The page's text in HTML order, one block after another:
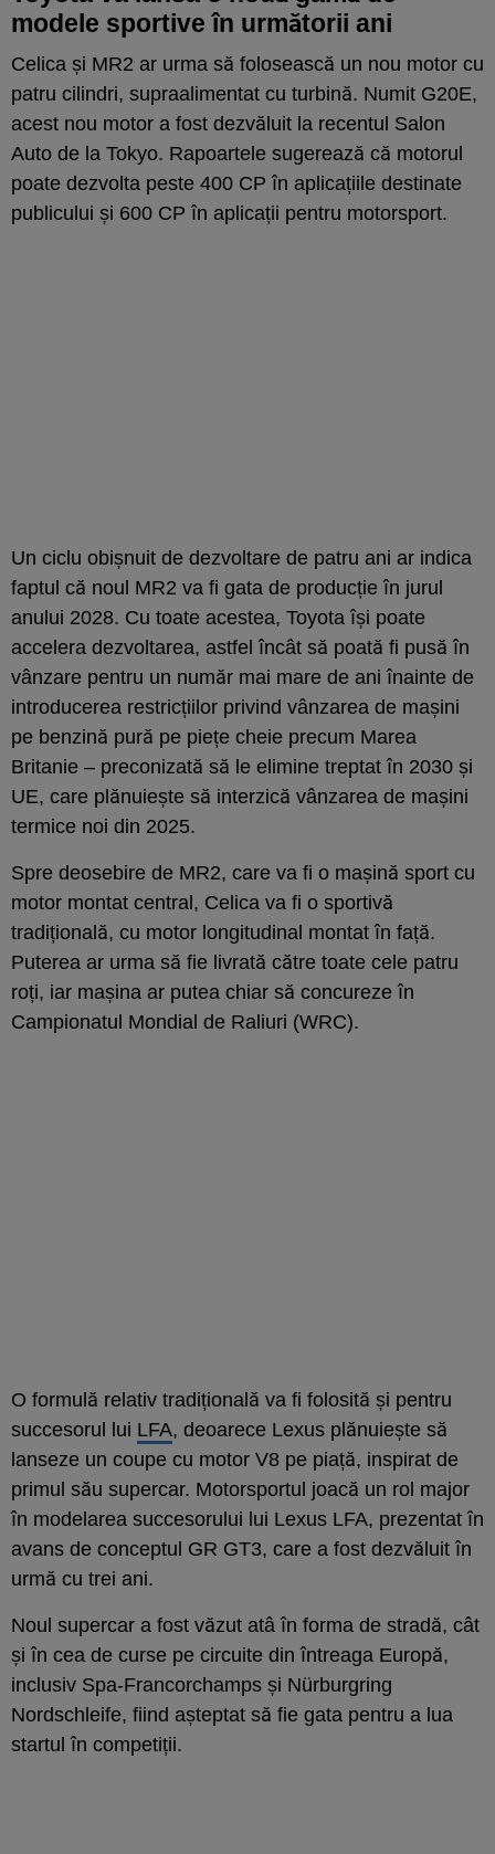
modele sportive în următorii ani
Celica și MR2 ar urma să folosească un nou motor cu
patru cilindri, supraalimentat cu turbină. Numit G20E,
acest nou motor a fost dezvăluit la recentul Salon
Auto de la Tokyo. Rapoartele sugerează că motorul
poate dezvolta peste 400 CP în aplicațiile destinate
publicului și 600 CP în aplicații pentru motorsport.
Un ciclu obișnuit de dezvoltare de patru ani ar indica
faptul că noul MR2 va fi gata de producție în jurul
anului 2028. Cu toate acestea, Toyota își poate
accelera dezvoltarea, astfel încât să poată fi pusă în
vânzare pentru un număr mai mare de ani înainte de
introducerea restricțiilor privind vânzarea de mașini
pe benzină pură pe piețe cheie precum Marea
Britanie – preconizată să le elimine treptat în 2030 și
UE, care plănuiește să interzică vânzarea de mașini
termice noi din 2025.
Spre deosebire de MR2, care va fi o mașină sport cu
motor montat central, Celica va fi o sportivă
tradițională, cu motor longitudinal montat în față.
Puterea ar urma să fie livrată către toate cele patru
roți, iar mașina ar putea chiar să concureze în
Campionatul Mondial de Raliuri (WRC).
O formulă relativ tradițională va fi folosită și pentru
succesorul lui LFA, deoarece Lexus plănuiește să
lanseze un coupe cu motor V8 pe piață, inspirat de
primul său supercar. Motorsportul joacă un rol major
în modelarea succesorului lui Lexus LFA, prezentat în
avans de conceptul GR GT3, care a fost dezvăluit în
urmă cu trei ani.
Noul supercar a fost văzut atâ în forma de stradă, cât
și în cea de curse pe circuite din întreaga Europă,
inclusiv Spa-Francorchamps și Nürburgring
Nordschleife, fiind așteptat să fie gata pentru a lua
startul în competiții.